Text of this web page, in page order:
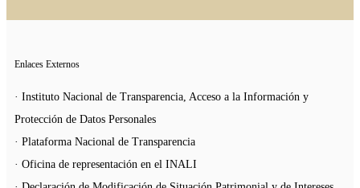
Enlaces Externos
· Instituto Nacional de Transparencia, Acceso a la Información y
Protección de Datos Personales
· Plataforma Nacional de Transparencia
· Oficina de representación en el INALI